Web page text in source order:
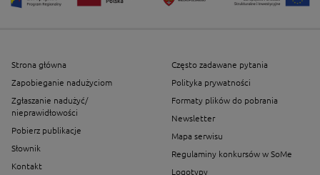
Strona główna
Zapobieganie nadużyciom
Zgłaszanie nadużyć/
nieprawidłowości
Pobierz publikacje
Słownik
Kontakt
Często zadawane pytania
Polityka prywatności
Formaty plików do pobrania
Newsletter
Mapa serwisu
Regulaminy konkursów w SoMe
Logotypy